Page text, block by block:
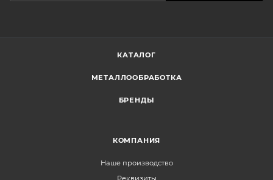
КАТАЛОГ
МЕТАЛЛООБРАБОТКА
БРЕНДЫ
КОМПАНИЯ
Наше производство
Реквизиты